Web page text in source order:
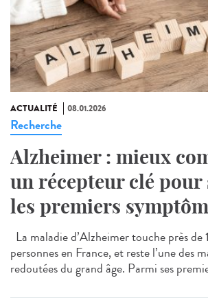
ACTUALITÉ 08.01.2026
Recherche
Alzheimer : mieux
un récepteur clé pour
les premiers
La maladie d’Alzheimer touche près
personnes en France, et reste l’une des
redoutées du grand âge. Parmi ses